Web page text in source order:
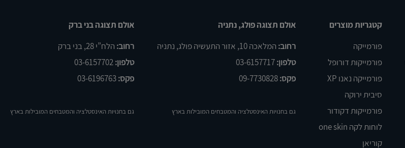
קטגריות מוצרים
פורמייקה
פורמייקות דורופל
פורמייקה נאנו XP
סיבית ירוקה
פורמייקות דקודור
לוחות לקה one skin
קוריאן
אולם תצוגה פולג, נתניה
רחוב: המלאכה 10, אזור התעשיה פולג, נתניה
טלפון:03-6157717
פקס:
גם בחנויות האינסטלציה והמטבחים המובילות בארץ
אולם תצוגה בני ברק
רחוב: הלח”י 28, בני ברק
טלפון:03-6157702
פקס:
גם בחנויות האינסטלציה והמטבחים המובילות בארץ